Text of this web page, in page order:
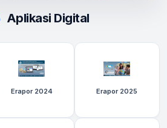
Aplikasi Digital
Erapor 2024 Erapor 2025